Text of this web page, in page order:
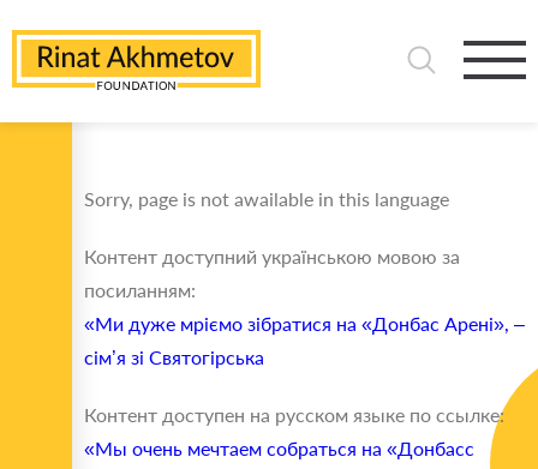
Sorry, page is not awailable in this language
Контент доступний українською мовою за
посиланням:
«Ми дуже мріємо зібратися на «Донбас Арені», –
сім’я зі Святогірська
Контент доступен на русском языке по ссылке:
«Мы очень мечтаем собраться на «Донбасс